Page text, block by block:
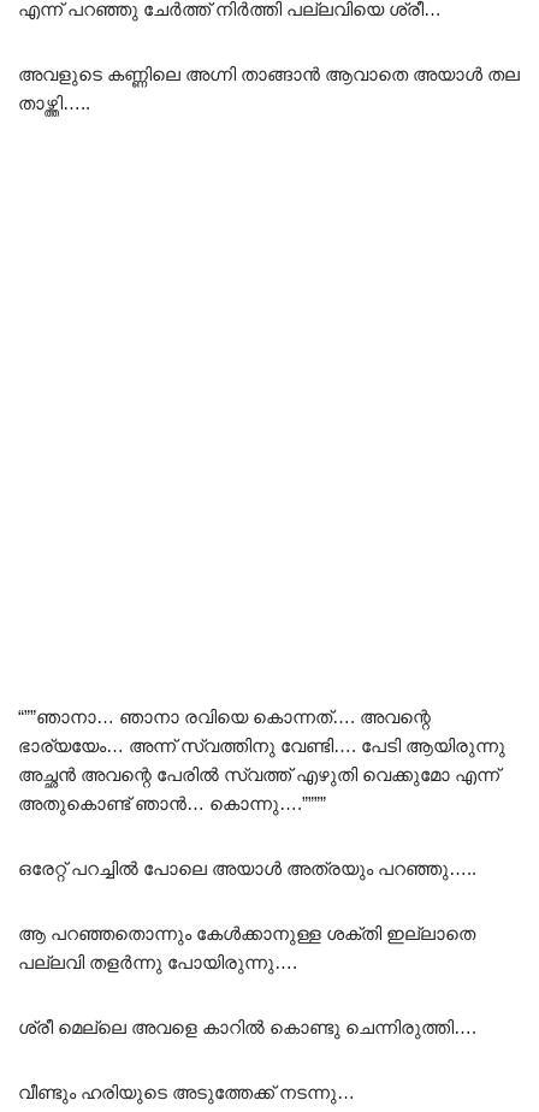
എന്ന് പറഞ്ഞു ചേർത്ത് നിർത്തി പല്ലവിയെ ശ്രീ…
അവളുടെ കണ്ണിലെ അഗ്നി താങ്ങാൻ ആവാതെ അയാൾ തല
താഴ്ത്തി…..
“””ഞാനാ… ഞാനാ രവിയെ കൊന്നത്…. അവന്റെ
ഭാര്യയേം… അന്ന് സ്വത്തിനു വേണ്ടി…. പേടി ആയിരുന്നു
അച്ഛൻ അവന്റെ പേരിൽ സ്വത്ത് എഴുതി വെക്കുമോ എന്ന്
അതുകൊണ്ട് ഞാൻ… കൊന്നു….””””
ഒരേറ്റ് പറച്ചിൽ പോലെ അയാൾ അത്രയും പറഞ്ഞു…..
ആ പറഞ്ഞതൊന്നും കേൾക്കാനുള്ള ശക്തി ഇല്ലാതെ
പല്ലവി തളർന്നു പോയിരുന്നു….
ശ്രീ മെല്ലെ അവളെ കാറിൽ കൊണ്ടു ചെന്നിരുത്തി….
വീണ്ടും ഹരിയുടെ അടുത്തേക്ക് നടന്നു…